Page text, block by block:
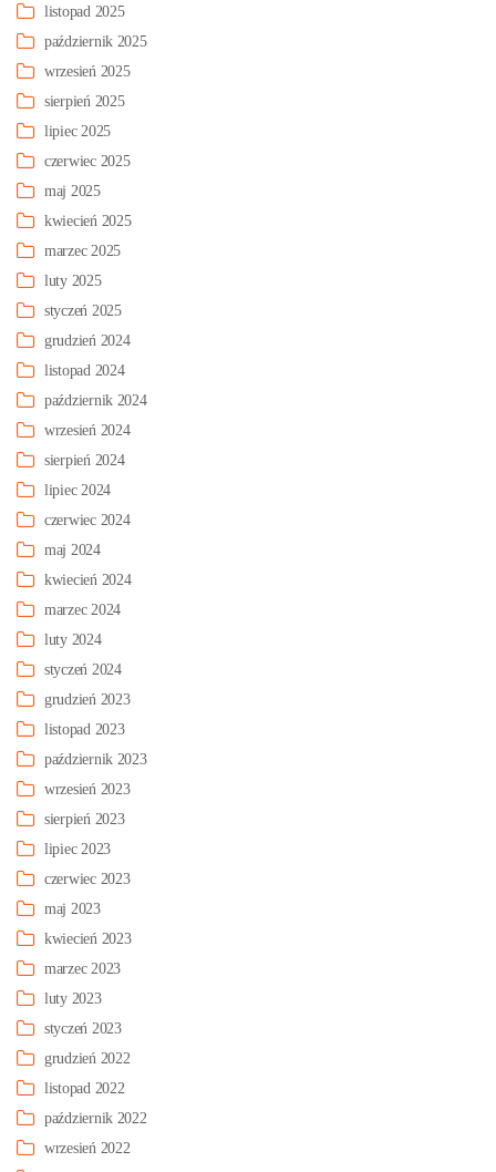
listopad 2025
październik 2025
wrzesień 2025
sierpień 2025
lipiec 2025
czerwiec 2025
maj 2025
kwiecień 2025
marzec 2025
luty 2025
styczeń 2025
grudzień 2024
listopad 2024
październik 2024
wrzesień 2024
sierpień 2024
lipiec 2024
czerwiec 2024
maj 2024
kwiecień 2024
marzec 2024
luty 2024
styczeń 2024
grudzień 2023
listopad 2023
październik 2023
wrzesień 2023
sierpień 2023
lipiec 2023
czerwiec 2023
maj 2023
kwiecień 2023
marzec 2023
luty 2023
styczeń 2023
grudzień 2022
listopad 2022
październik 2022
wrzesień 2022